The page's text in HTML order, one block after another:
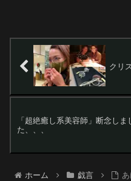
クリ
「超絶癒し系美容師」断念しま
た、、、
ホーム 戯言